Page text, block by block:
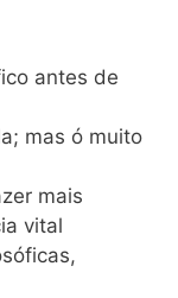
antes de
mas ó muito
mais
vital